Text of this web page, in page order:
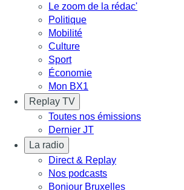
Le zoom de la rédac'
Politique
Mobilité
Culture
Sport
Économie
Mon BX1
Replay TV
Toutes nos émissions
Dernier JT
La radio
Direct & Replay
Nos podcasts
Bonjour Bruxelles